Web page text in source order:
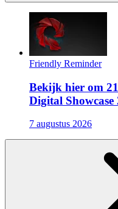
Friendly Reminder
Bekijk hier om
Digital Showcase
7 augustus 2026